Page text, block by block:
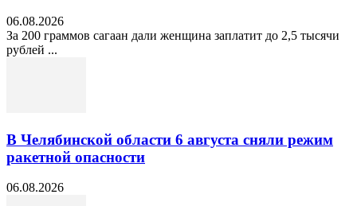
06.08.2026
За 200 граммов сагаан дали женщина заплатит до 2,5 тысячи
рублей ...
В Челябинской области 6 августа сняли режим
ракетной опасности
06.08.2026